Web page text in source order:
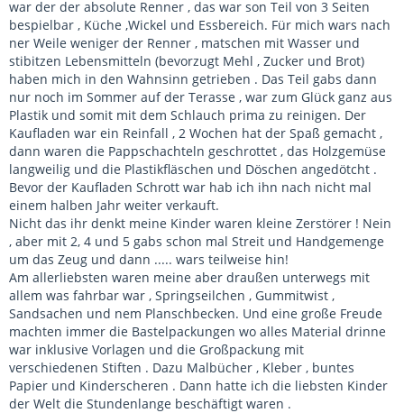
war der der absolute Renner , das war son Teil von 3 Seiten
bespielbar , Küche ,Wickel und Essbereich. Für mich wars nach
ner Weile weniger der Renner , matschen mit Wasser und
stibitzen Lebensmitteln (bevorzugt Mehl , Zucker und Brot)
haben mich in den Wahnsinn getrieben . Das Teil gabs dann
nur noch im Sommer auf der Terasse , war zum Glück ganz aus
Plastik und somit mit dem Schlauch prima zu reinigen. Der
Kaufladen war ein Reinfall , 2 Wochen hat der Spaß gemacht ,
dann waren die Pappschachteln geschrottet , das Holzgemüse
langweilig und die Plastikfläschen und Döschen angedötcht .
Bevor der Kaufladen Schrott war hab ich ihn nach nicht mal
einem halben Jahr weiter verkauft.
Nicht das ihr denkt meine Kinder waren kleine Zerstörer ! Nein
, aber mit 2, 4 und 5 gabs schon mal Streit und Handgemenge
um das Zeug und dann ..... wars teilweise hin!
Am allerliebsten waren meine aber draußen unterwegs mit
allem was fahrbar war , Springseilchen , Gummitwist ,
Sandsachen und nem Planschbecken. Und eine große Freude
machten immer die Bastelpackungen wo alles Material drinne
war inklusive Vorlagen und die Großpackung mit
verschiedenen Stiften . Dazu Malbücher , Kleber , buntes
Papier und Kinderscheren . Dann hatte ich die liebsten Kinder
der Welt die Stundenlange beschäftigt waren .